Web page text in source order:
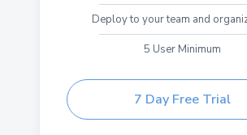
Deploy to your team and
5 User Minimum
7 Day Free Trial